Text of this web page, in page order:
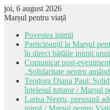
joi, 6 august 2026
Marșul pentru viață
Povestea inimii
Participanții la Marșul
în direct bătăile inimii
Comunicat post-
„Solidaritate pentru
Teodora Diana Paul:
înțelesul tuturor / Marșul
Larisa Negru, persoană
inimă / Marșul pentru